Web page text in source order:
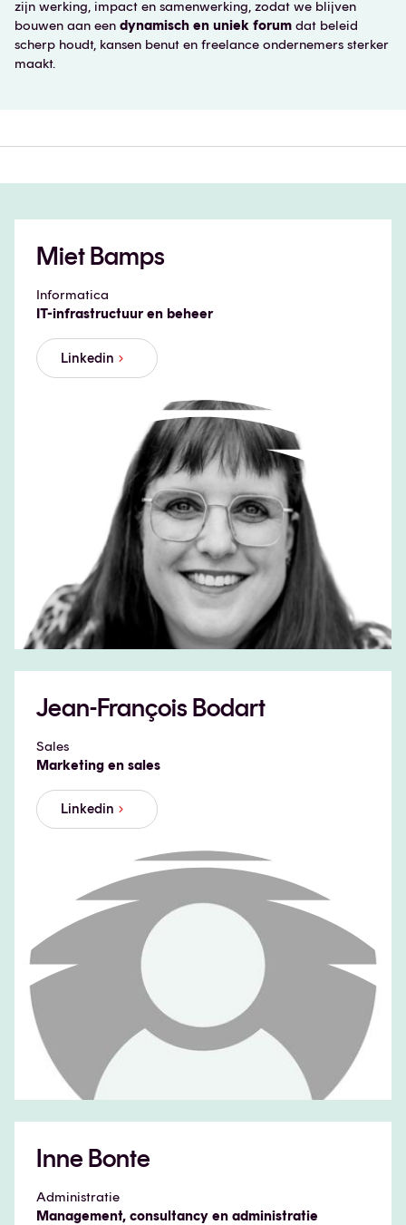
zijn werking, impact en samenwerking, zodat we blijven
bouwen aan een dynamisch en uniek forum dat beleid
scherp houdt, kansen benut en freelance ondernemers sterker
maakt.
Miet Bamps
Informatica
IT-infrastructuur en beheer
Linkedin
Jean-François Bodart
Sales
Marketing en sales
Linkedin
Inne Bonte
Administratie
Management, consultancy en administratie